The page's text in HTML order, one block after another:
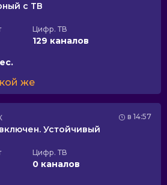
с ТВ
Цифр. ТВ
129 каналов
же
в 14:57
Устойчивый
Цифр. ТВ
0 каналов